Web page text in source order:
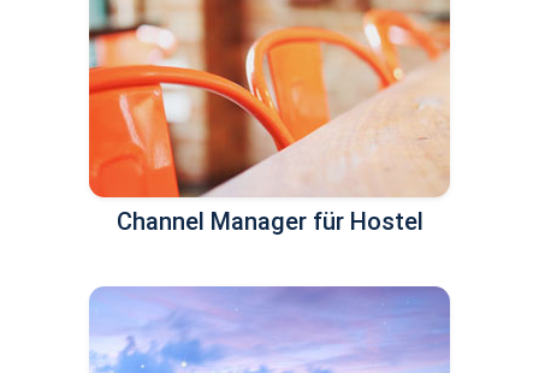
Channel Manager für Hostel